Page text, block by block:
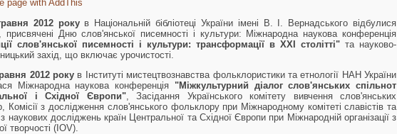
2012 рокув Національній бібліотеці України імені В. І. Вернадського відбулися
присвячені Дню слов'янської писемності і культури: Міжнародна наукова конференція
слов'янської писемності і культури: трансформації в XXI столітті" та науково-
захід, що включає урочистості.
2012 року в Інституті мистецтвознавства фольклористики та етнології НАН України
Міжнародна наукова конференція "Міжкультурний діалог слов'янських спільнот
і Східної Європи", Засідання Українського комітету вивчення слов'янських
Комісії з дослідження слов'янського фольклору при Міжнародному комітеті славістів та
з наукових досліджень країн Центральної та Східної Європи при Міжнародній організації з
творчості (IOV).